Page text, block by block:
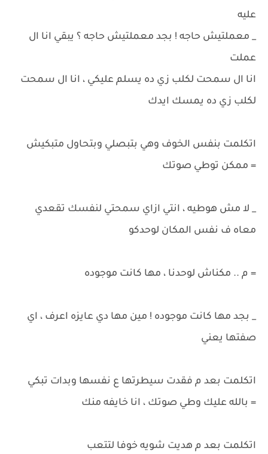
عليه
_ معملتيش حاجه ! بجد معملتيش حاجه ؟ يبقي انا ال
عملت
انا ال سمحت لكلب زي ده يسلم عليكي ، انا ال سمحت
لكلب زي ده يمسك ايدك
اتكلمت بنفس الخوف وهي بتبصلي وبتحاول متبكيش
= ممكن توطي صوتك
_ لا مش هوطيه ، انتي ازاي سمحتي لنفسك تقعدي
معاه ف نفس المكان لوحدكو
= م .. مكناش لوحدنا ، مها كانت موجوده
_ بجد مها كانت موجوده ! مين مها دي عايزه اعرف ، اي
صفتها يعني
اتكلمت بعد م فقدت سيطرتها ع نفسها وبدات تبكي
= بالله عليك وطي صوتك ، انا خايفه منك
اتكلمت بعد م هديت شويه خوفا لتتعب